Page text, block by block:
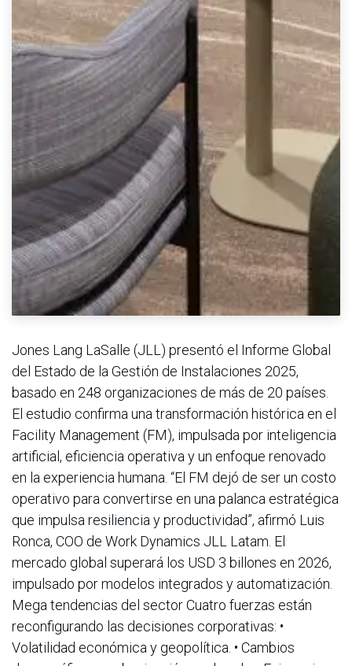
Jones Lang LaSalle (JLL) presentó el Informe Global
del Estado de la Gestión de Instalaciones 2025,
basado en 248 organizaciones de más de 20 países.
El estudio confirma una transformación histórica en el
Facility Management (FM), impulsada por inteligencia
artificial, eficiencia operativa y un enfoque renovado
en la experiencia humana. “El FM dejó de ser un costo
operativo para convertirse en una palanca estratégica
que impulsa resiliencia y productividad”, afirmó Luis
Ronca, COO de Work Dynamics JLL Latam. El
mercado global superará los USD 3 billones en 2026,
impulsado por modelos integrados y automatización.
Mega tendencias del sector Cuatro fuerzas están
reconfigurando las decisiones corporativas: •
Volatilidad económica y geopolítica. • Cambios